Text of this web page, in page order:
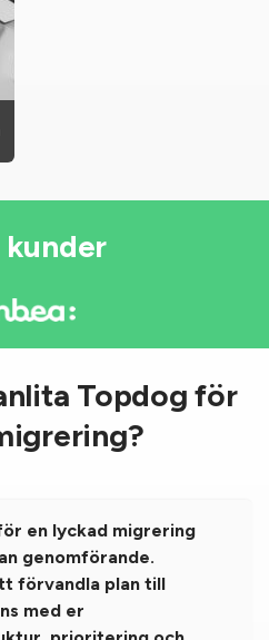
kunder
Topdog för
en lyckad migrering
genomförande.
förvandla plan till
med er